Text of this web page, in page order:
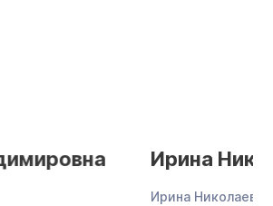
Ирина
Ирина Николаевна